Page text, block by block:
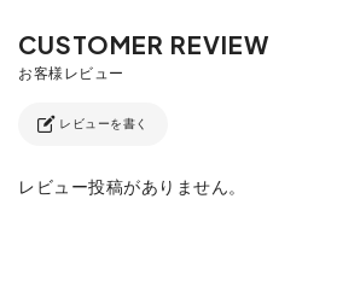
レビューを書く
レビュー投稿がありません。